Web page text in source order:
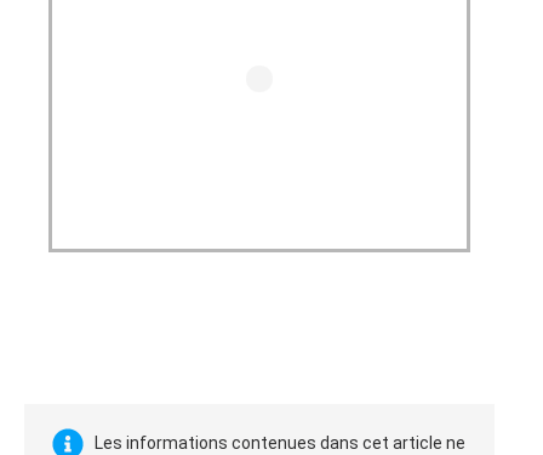
Les informations contenues dans cet article ne